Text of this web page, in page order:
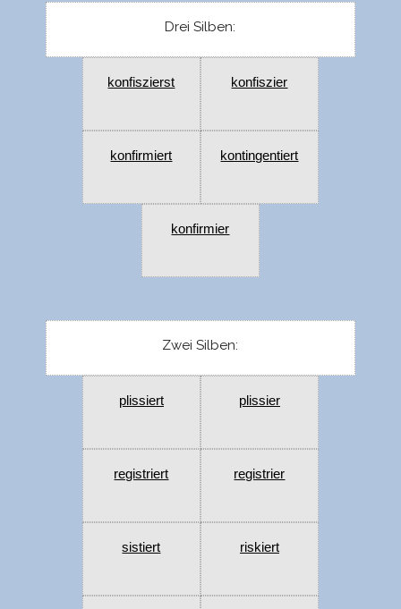
Drei Silben:
konfiszierst konfiszier
konfirmiert kontingentiert
konfirmier
Zwei Silben:
plissiert plissier
registriert registrier
sistiert riskiert